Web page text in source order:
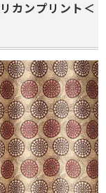
カンプリント＜